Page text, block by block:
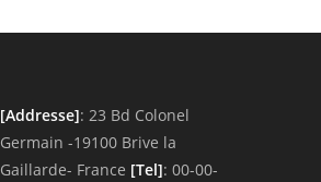
[Addresse]: 23 Bd Colonel
Germain -19100 Brive la
Gaillarde- France [Tel]: 00-00-